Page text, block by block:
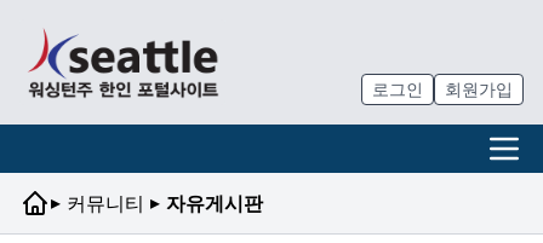
로그인 회원가입
▸ 커뮤니티 ▸ 자유게시판